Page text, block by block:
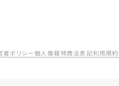
者ポリシー個人情報特商法表記利用規約